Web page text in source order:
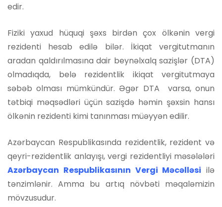
edir.
Fiziki yaxud hüquqi şəxs birdən çox ölkənin vergi
rezidenti hesab edilə bilər. İkiqat vergitutmanın
aradan qaldırılmasına dair beynəlxalq sazişlər (DTA)
olmadıqda, belə rezidentlik ikiqat vergitutmaya
səbəb olması mümkündür. Əgər DTA varsa, onun
tətbiqi məqsədləri üçün sazişdə həmin şəxsin hansı
ölkənin rezidenti kimi tanınması müəyyən edilir.
Azərbaycan Respublikasında rezidentlik, rezident və
qeyri-rezidentlik anlayışı, vergi rezidentliyi məsələləri
Azərbaycan Respublikasının Vergi Məcəlləsi ilə
tənzimlənir. Amma bu artıq növbəti məqaləmizin
mövzusudur.